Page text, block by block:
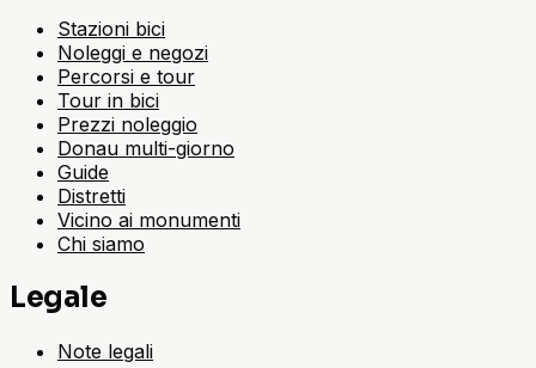
Stazioni bici
Noleggi e negozi
Percorsi e tour
Tour in bici
Prezzi noleggio
Donau multi-giorno
Guide
Distretti
Vicino ai monumenti
Chi siamo
Legale
Note legali